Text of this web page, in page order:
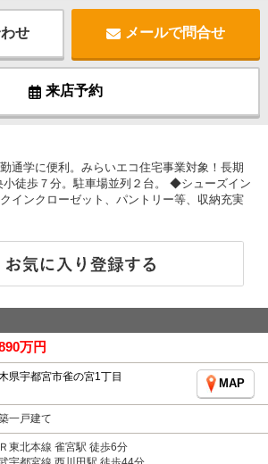
せ メールで問合せ
来店予約
通学に便利。みらいエコ住宅事業対象！長期
徒歩７分。駐車場並列２台。 ◆シューズイン
インクローゼット、パントリー等、収納充実
万円
県宇都宮市雀の宮1丁目
MAP
一戸建て
東北本線 雀宮駅 徒歩6分